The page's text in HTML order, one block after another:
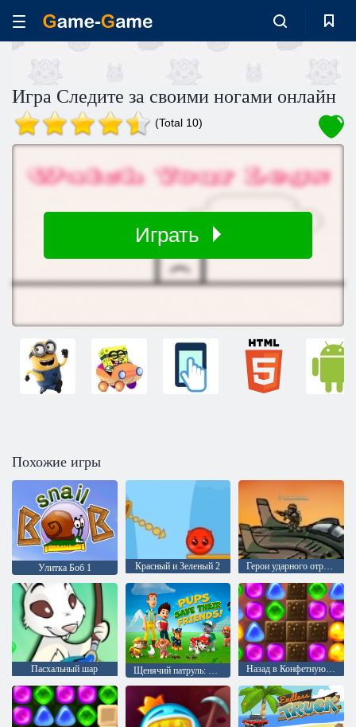
Игра Следите за своими ногами онлайн
(Total 10)
Играть
Похожие игры
Улитка Боб 1 Красный и Зеленый 2 Герои ударного отряда 1
Пасхальный шар Назад в Конфетную страну 2